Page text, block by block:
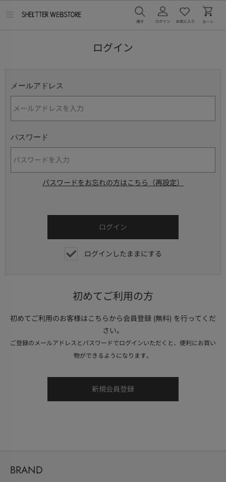
ログイン
メールアドレス
パスワード
パスワードをお忘れの方はこちら（再設定）
ログインしたままにする
初めてご利用の方
初めてご利用のお客様はこちらから会員登録 (無料) を行ってくだ
さい。
ご登録のメールアドレスとパスワードでログインいただくと、便利にお買い
物ができるようになります。
BRAND